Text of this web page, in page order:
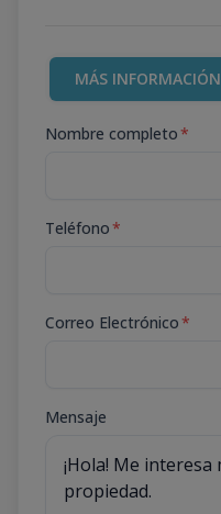
MÁS INFORMACIÓN
Nombre completo*
Teléfono*
Correo Electrónico*
Mensaje